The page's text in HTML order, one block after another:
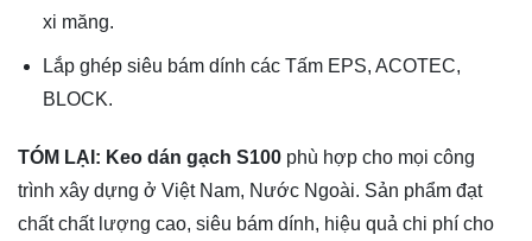
xi măng.
Lắp ghép siêu bám dính các Tấm EPS, ACOTEC,
BLOCK.
TÓM LẠI: Keo dán gạch S100 phù hợp cho mọi công
trình xây dựng ở Việt Nam, Nước Ngoài. Sản phẩm đạt
chất chất lượng cao, siêu bám dính, hiệu quả chi phí cho